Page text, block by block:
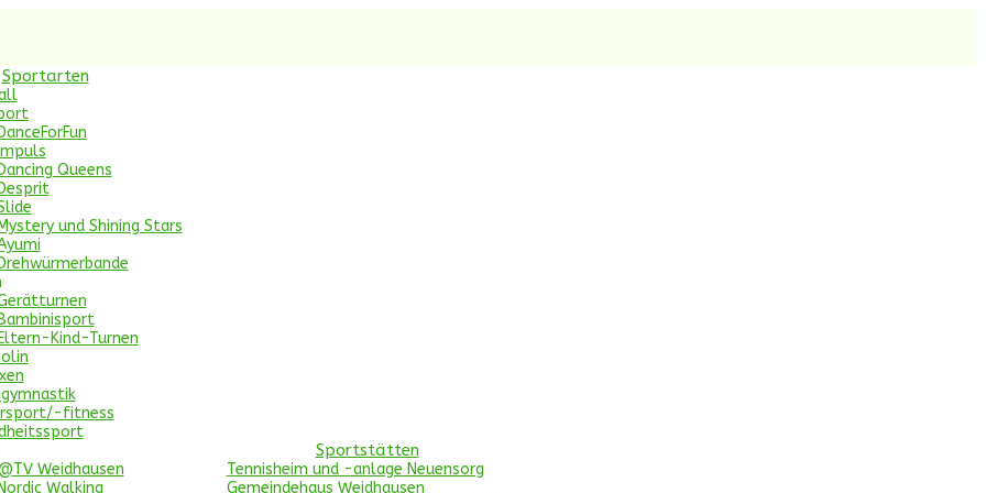
Sportarten
DanceForFun
Impuls
Dancing Queens
Desprit
Mystery und Shining Stars
Drehwürmerbande
Bambinisport
Eltern-Kind-Turnen
fitness
Weidhausen
Nordic Walking
Sportstätten
Tennisheim und -anlage Neuensorg
Gemeindehaus Weidhausen